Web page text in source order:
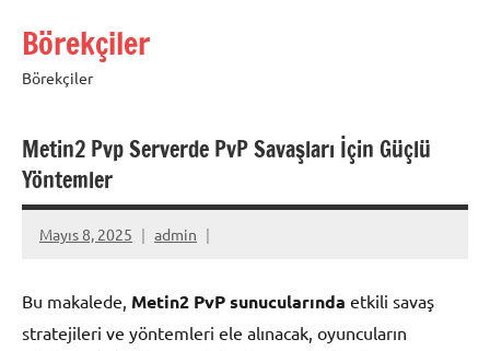
Börekçiler
Börekçiler
Metin2 Pvp Serverde PvP Savaşları İçin Güçlü
Yöntemler
Mayıs 8, 2025 admin
Bu makalede, Metin2 PvP sunucularında etkili savaş
stratejileri ve yöntemleri ele alınacak, oyuncuların